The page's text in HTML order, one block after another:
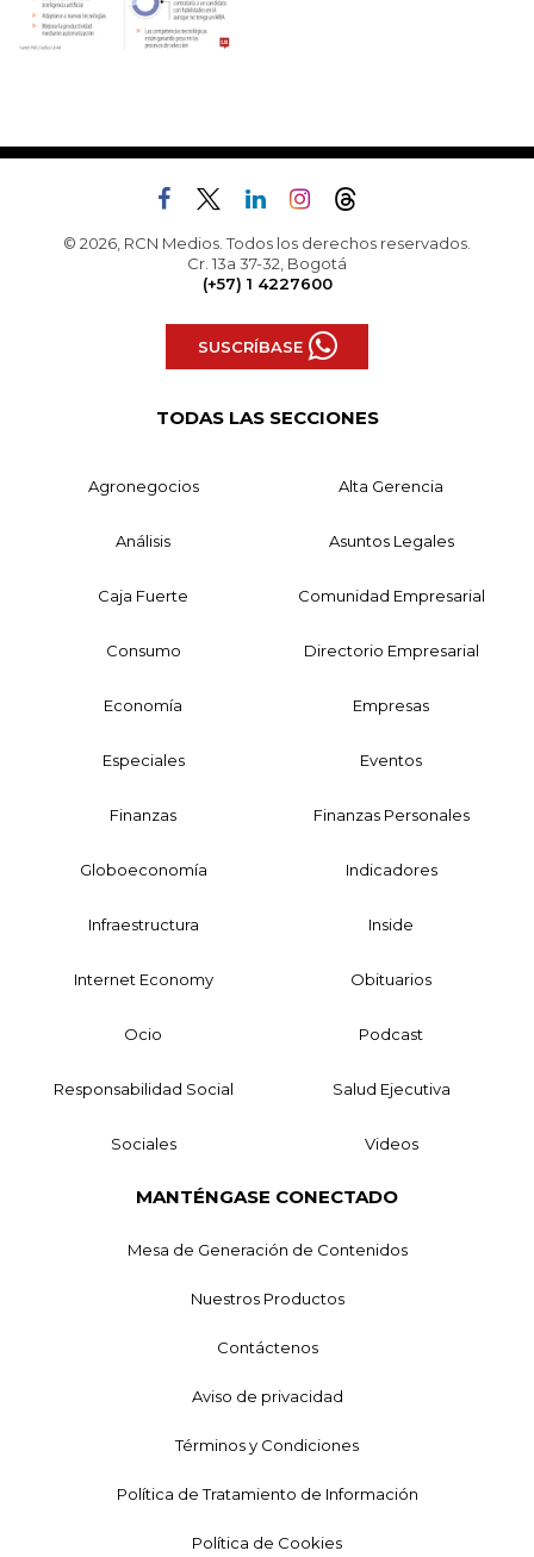
© 2026, RCN Medios. Todos los derechos reservados.
Cr. 13a 37-32, Bogotá
(+57) 1 4227600
SUSCRÍBASE
TODAS LAS SECCIONES
Agronegocios Alta Gerencia
Análisis Asuntos Legales
Caja Fuerte Comunidad Empresarial
Consumo Directorio Empresarial
Economía Empresas
Especiales Eventos
Finanzas Finanzas Personales
Globoeconomía Indicadores
Infraestructura Inside
Internet Economy Obituarios
Ocio Podcast
Responsabilidad Social Salud Ejecutiva
Sociales Videos
MANTÉNGASE CONECTADO
Mesa de Generación de Contenidos
Nuestros Productos
Contáctenos
Aviso de privacidad
Términos y Condiciones
Política de Tratamiento de Información
Política de Cookies